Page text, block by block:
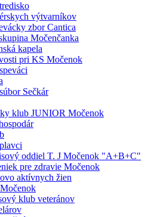
výtvarníkov
zbor Cantica
Močenčanka
kapela
pri KS Močenok
Sečkár
klub JUNIOR Močenok
oddiel T. J Močenok "A+B+C"
pre zdravie Močenok
aktívnych žien
klub veteránov